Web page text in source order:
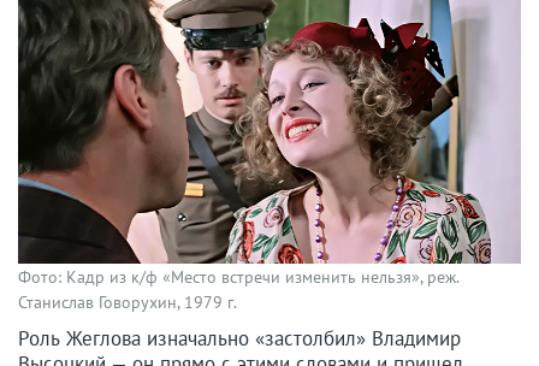
Фото: Кадр из к/ф «Место встречи изменить нельзя», реж.
Станислав Говорухин, 1979 г.
Роль Жеглова изначально «застолбил» Владимир